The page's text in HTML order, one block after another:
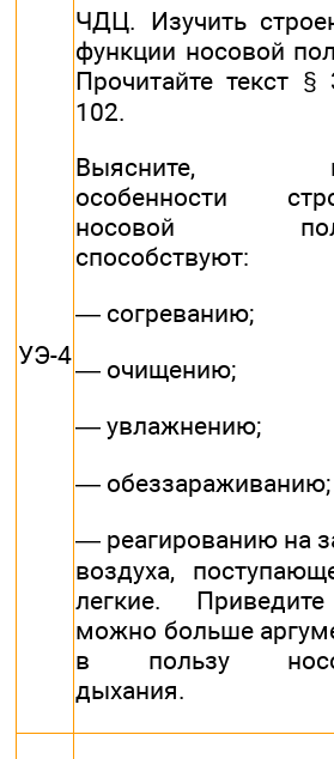
УЭ-4
ЧДЦ. Изучить
функции носовой
Прочитайте текст §
102.
Выясните,
особенности
носовой
способствуют:
— согреванию;
— очищению;
— увлажнению;
— обеззараживанию;
— реагированию на
воздуха,
легкие.
можно больше
в пользу
дыхания.